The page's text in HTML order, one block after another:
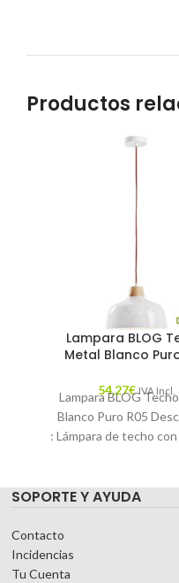
Productos
Lampara BLOG
Metal Blanco
54,27€ IVA Incl.
Lampara BLOG
Blanco Puro R05
: Lámpara de techo
SOPORTE Y AYUDA
Contacto
Incidencias
Tu Cuenta